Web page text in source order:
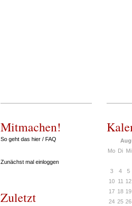
Mitmachen!
So geht das hier / FAQ
Zunächst mal einloggen
Zuletzt
Mo Di Mi
3 4
5
10
11 12
17 18 19
24 25 26